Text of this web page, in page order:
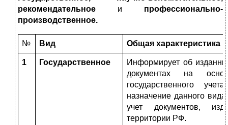
рекомендательное и профес­сионально-
производственное.
№ Вид Общая характеристика
1 Государственное
Информирует об
документах на
государственного
назначение данного
учет документов,
территории РФ.